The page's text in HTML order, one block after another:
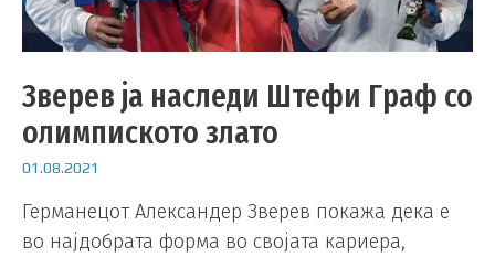
Зверев ја наследи Штефи Граф со
олимпиското злато
01.08.2021
Германецот Александер Зверев покажа дека е
во најдобрата форма во својата кариера,